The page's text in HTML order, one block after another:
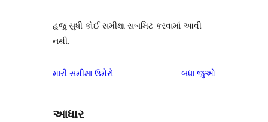
હજુ સુધી કોઈ સમીક્ષા સબમિટ કરવામાં આવી
નથી.
મારી સમીક્ષા ઉમેરો બધા સમીક્ષાઓ
જુઓ
આધાર